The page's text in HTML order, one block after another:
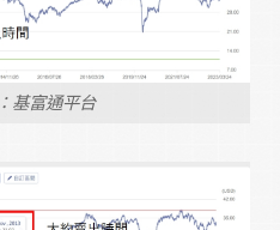
基富通平台